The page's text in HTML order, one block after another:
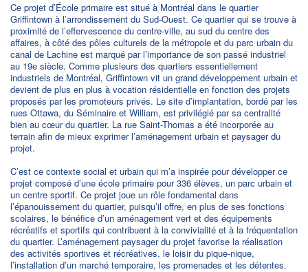
Ce projet d’École primaire est situé à Montréal dans le quartier
Griffintown à l’arrondissement du Sud-Ouest. Ce quartier qui se trouve à
proximité de l’effervescence du centre-ville, au sud du centre des
affaires, à côté des pôles culturels de la métropole et du parc urbain du
canal de Lachine est marqué par l’importance de son passé industriel
au 19e siècle. Comme plusieurs des quartiers essentiellement
industriels de Montréal, Griffintown vit un grand développement urbain et
devient de plus en plus à vocation résidentielle en fonction des projets
proposés par les promoteurs privés. Le site d’implantation, bordé par les
rues Ottawa, du Séminaire et William, est privilégié par sa centralité
bien au cœur du quartier. La rue Saint-Thomas a été incorporée au
terrain afin de mieux exprimer l’aménagement urbain et paysager du
projet.
C’est ce contexte social et urbain qui m’a inspirée pour développer ce
projet composé d’une école primaire pour 336 élèves, un parc urbain et
un centre sportif. Ce projet joue un rôle fondamental dans
l’épanouissement du quartier, puisqu’il offre, en plus de ses fonctions
scolaires, le bénéfice d’un aménagement vert et des équipements
récréatifs et sportifs qui contribuent à la convivialité et à la fréquentation
du quartier. L’aménagement paysager du projet favorise la réalisation
des activités sportives et récréatives, le loisir du pique-nique,
l’installation d’un marché temporaire, les promenades et les détentes.